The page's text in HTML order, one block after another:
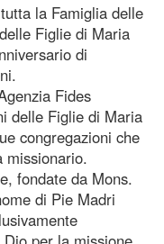
la Famiglia delle
Figlie di Maria
di
Fides
delle Figlie di Maria
congregazioni che
missionario.
fondate da Mons.
di Pie Madri